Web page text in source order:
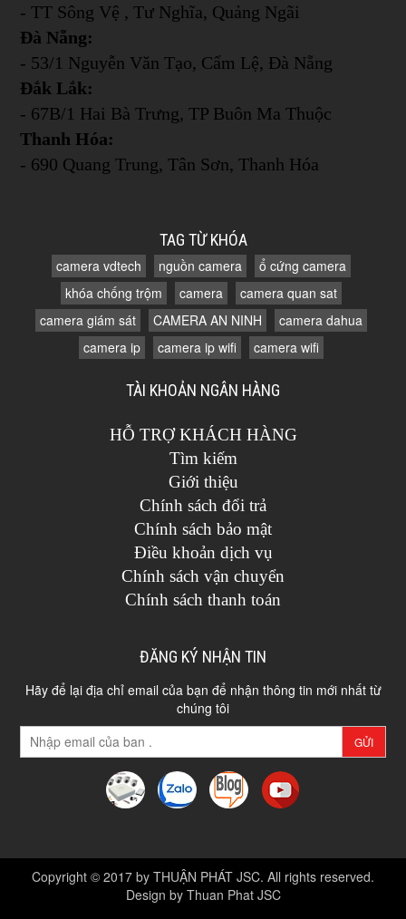
- TT Sông Vệ , Tư Nghĩa, Quảng Ngãi
Đà Nẵng:
- 53/1 Nguyễn Văn Tạo, Cẩm Lệ, Đà Nẵng
Đắk Lắk:
- 67B/1 Hai Bà Trưng, TP Buôn Ma Thuộc
Thanh Hóa:
- 690 Quang Trung, Tân Sơn, Thanh Hóa
TAG TỪ KHÓA
camera vdtech nguồn camera
ổ cứng camera
khóa chống trộm
camera
camera quan sat
camera giám sát
CAMERA AN NINH
camera dahua
camera ip
camera ip wifi camera wifi
TÀI KHOẢN NGÂN HÀNG
HỖ TRỢ KHÁCH HÀNG
Tìm kiếm
Giới thiệu
Chính sách đổi trả
Chính sách bảo mật
Điều khoản dịch vụ
Chính sách vận chuyển
Chính sách thanh toán
ĐĂNG KÝ NHẬN TIN
Hãy để lại địa chỉ email của bạn để nhận thông tin mới nhất từ
chúng tôi
GỬI
Copyright © 2017 by THUẬN PHÁT JSC. All rights reserved.
Design by Thuan Phat JSC